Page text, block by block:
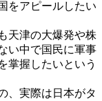
をアピールしたい
天津の大爆発や株
い中で国民に軍事
掌握したいという
、実際は日本がタ